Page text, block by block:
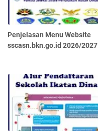
Penjelasan Menu Website
sscasn.bkn.go.id 2026/2027